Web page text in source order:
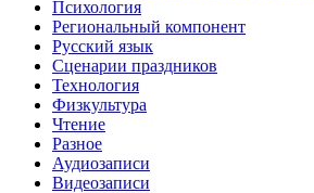
Психология
Региональный компонент
Русский язык
Сценарии праздников
Технология
Физкультура
Чтение
Разное
Аудиозаписи
Видеозаписи